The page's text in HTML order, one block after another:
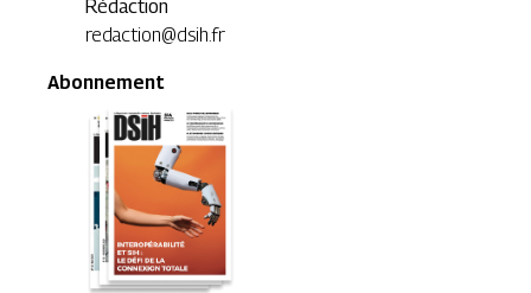
Rédaction
redaction@dsih.fr
Abonnement